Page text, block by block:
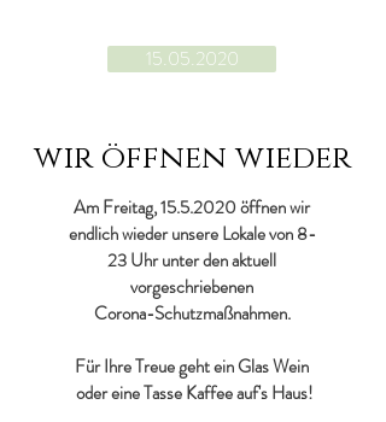
15.05.2020
wir öffnen wieder
Am Freitag,15.5.2020öffnen wir
endlich wieder unsere Lokale von 8-
23 Uhr unter den aktuell
vorgeschriebenen
Corona-Schutzmaßnahmen.
Für Ihre Treue geht ein Glas Wein
oder eine Tasse Kaffee auf's Haus!